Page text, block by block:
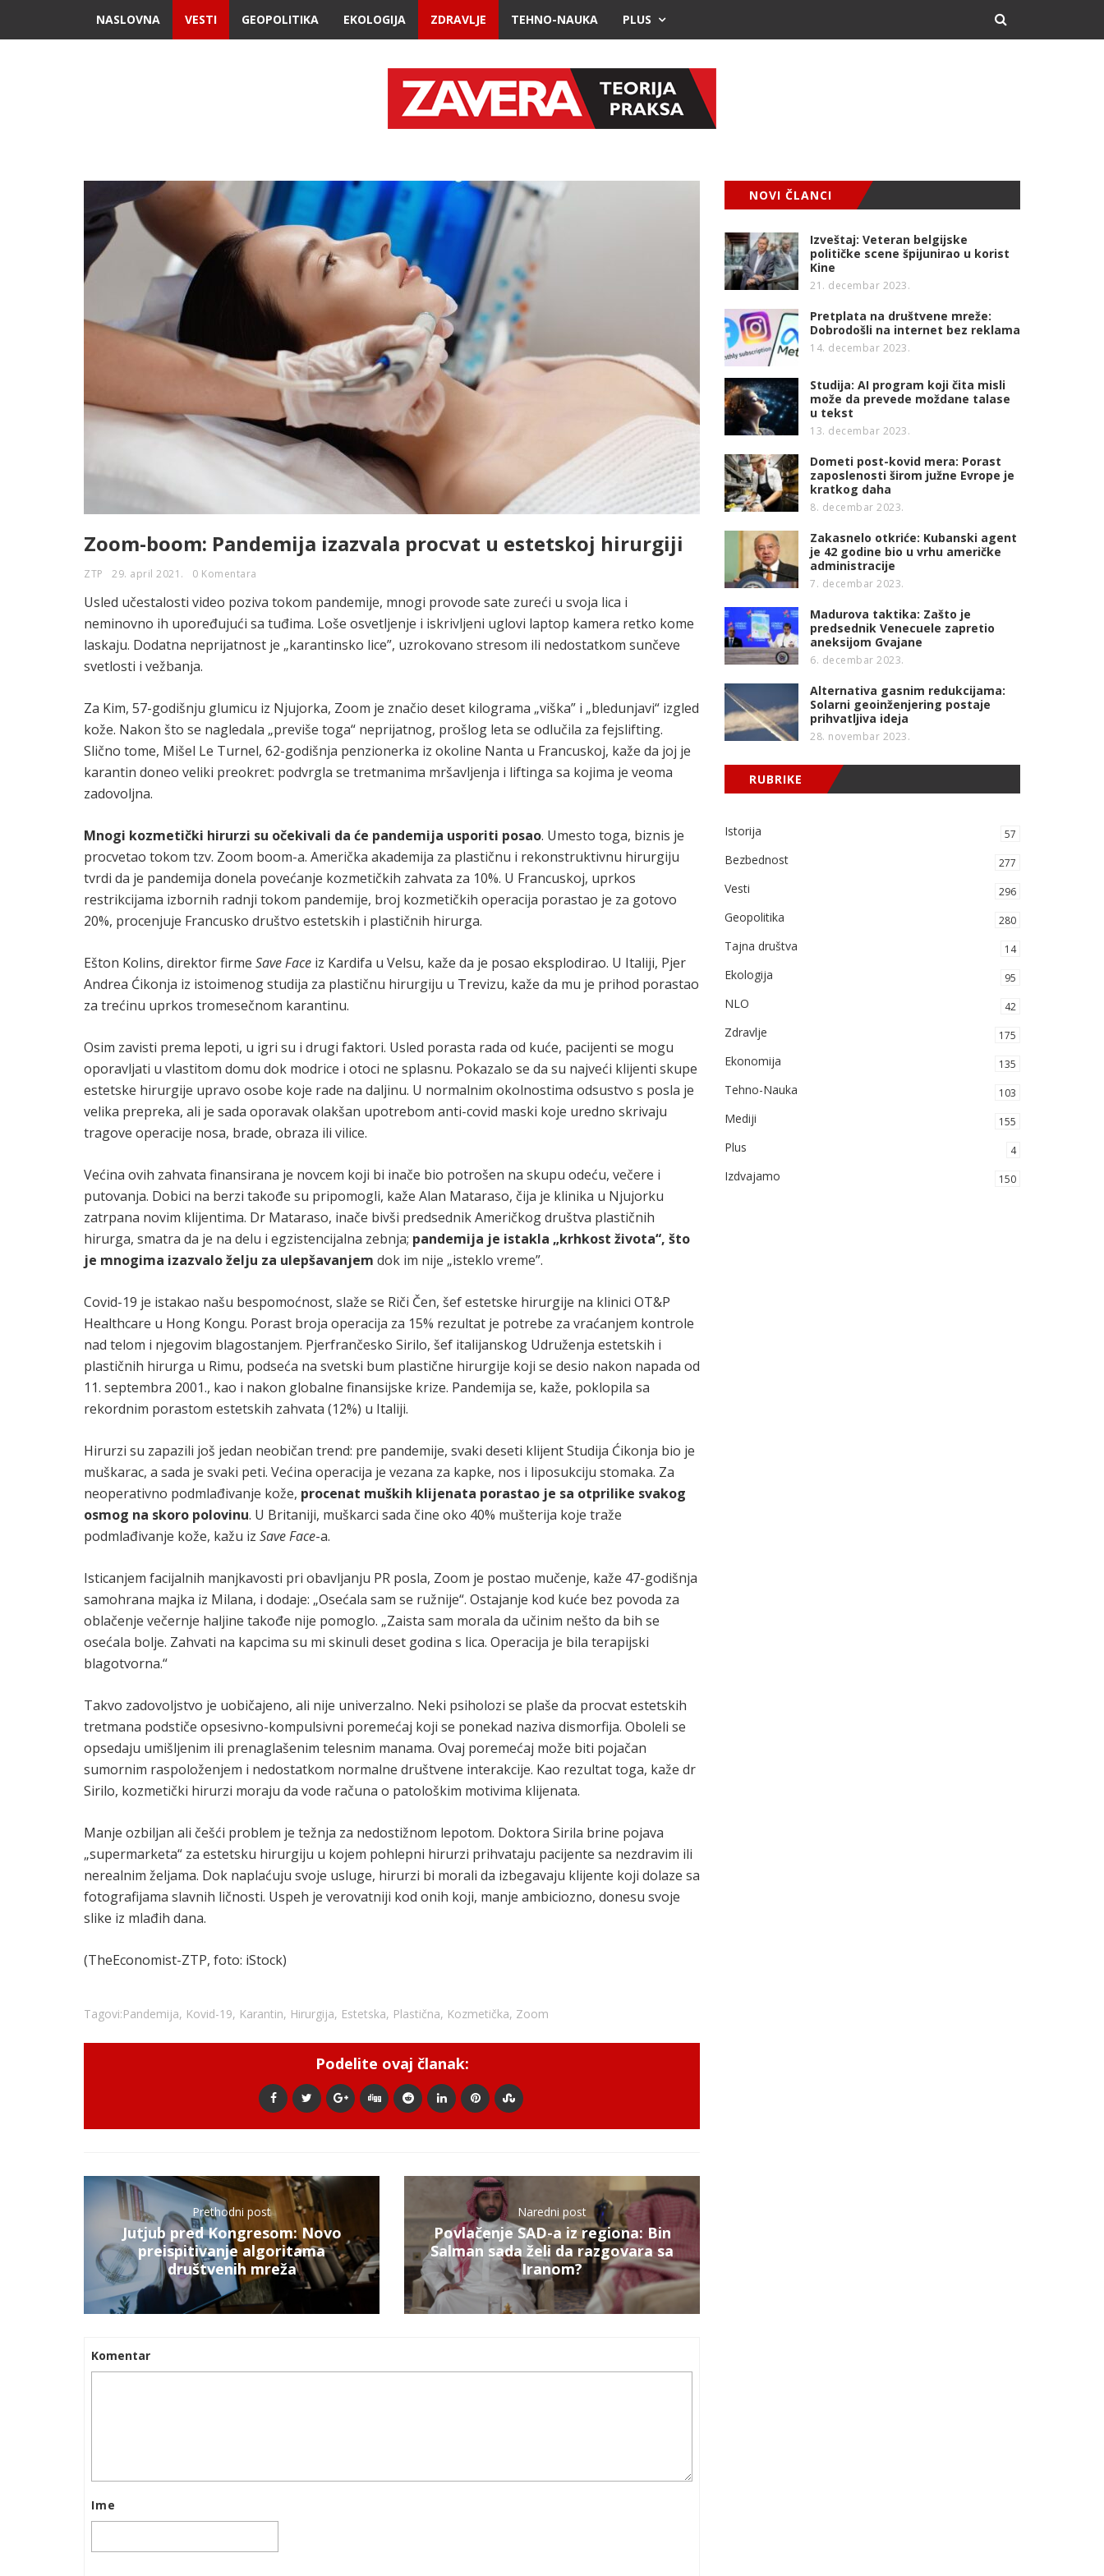
NASLOVNA VESTI GEOPOLITIKA EKOLOGIJA ZDRAVLJE TEHNO-NAUKA PLUS
Zoom-boom: Pandemija izazvala procvat u estetskoj hirurgiji
ZTP 29. april 2021. 0 Komentara
Usled učestalosti video poziva tokom pandemije, mnogi provode sate zureći u svoja lica i
neminovno ih upoređujući sa tuđima. Loše osvetljenje i iskrivljeni uglovi laptop kamera retko kome
laskaju. Dodatna neprijatnost je „karantinsko lice”, uzrokovano stresom ili nedostatkom sunčeve
svetlosti i vežbanja.
Za Kim, 57-godišnju glumicu iz Njujorka, Zoom je značio deset kilograma „viška” i „bledunjavi“ izgled
kože. Nakon što se nagledala „previše toga“ neprijatnog, prošlog leta se odlučila za fejslifting.
Slično tome, Mišel Le Turnel, 62-godišnja penzionerka iz okoline Nanta u Francuskoj, kaže da joj je
karantin doneo veliki preokret: podvrgla se tretmanima mršavljenja i liftinga sa kojima je veoma
zadovoljna.
Mnogi kozmetički hirurzi su očekivali da će pandemija usporiti posao. Umesto toga, biznis je
procvetao tokom tzv. Zoom boom-a. Američka akademija za plastičnu i rekonstruktivnu hirurgiju
tvrdi da je pandemija donela povećanje kozmetičkih zahvata za 10%. U Francuskoj, uprkos
restrikcijama izbornih radnji tokom pandemije, broj kozmetičkih operacija porastao je za gotovo
20%, procenjuje Francusko društvo estetskih i plastičnih hirurga.
Ešton Kolins, direktor firme Save Face iz Kardifa u Velsu, kaže da je posao eksplodirao. U Italiji, Pjer
Andrea Ćikonja iz istoimenog studija za plastičnu hirurgiju u Trevizu, kaže da mu je prihod porastao
za trećinu uprkos tromesečnom karantinu.
Osim zavisti prema lepoti, u igri su i drugi faktori. Usled porasta rada od kuće, pacijenti se mogu
oporavljati u vlastitom domu dok modrice i otoci ne splasnu. Pokazalo se da su najveći klijenti skupe
estetske hirurgije upravo osobe koje rade na daljinu. U normalnim okolnostima odsustvo s posla je
velika prepreka, ali je sada oporavak olakšan upotrebom anti-covid maski koje uredno skrivaju
tragove operacije nosa, brade, obraza ili vilice.
Većina ovih zahvata finansirana je novcem koji bi inače bio potrošen na skupu odeću, večere i
putovanja. Dobici na berzi takođe su pripomogli, kaže Alan Mataraso, čija je klinika u Njujorku
zatrpana novim klijentima. Dr Mataraso, inače bivši predsednik Američkog društva plastičnih
hirurga, smatra da je na delu i egzistencijalna zebnja; pandemija je istakla „krhkost života“, što
je mnogima izazvalo želju za ulepšavanjem dok im nije „isteklo vreme”.
Covid-19 je istakao našu bespomoćnost, slaže se Riči Čen, šef estetske hirurgije na klinici OT&P
Healthcare u Hong Kongu. Porast broja operacija za 15% rezultat je potrebe za vraćanjem kontrole
nad telom i njegovim blagostanjem. Pjerfrančesko Sirilo, šef italijanskog Udruženja estetskih i
plastičnih hirurga u Rimu, podseća na svetski bum plastične hirurgije koji se desio nakon napada od
11. septembra 2001., kao i nakon globalne finansijske krize. Pandemija se, kaže, poklopila sa
rekordnim porastom estetskih zahvata (12%) u Italiji.
Hirurzi su zapazili još jedan neobičan trend: pre pandemije, svaki deseti klijent Studija Ćikonja bio je
muškarac, a sada je svaki peti. Većina operacija je vezana za kapke, nos i liposukciju stomaka. Za
neoperativno podmlađivanje kože, procenat muških klijenata porastao je sa otprilike svakog
osmog na skoro polovinu. U Britaniji, muškarci sada čine oko 40% mušterija koje traže
podmlađivanje kože, kažu iz Save Face-a.
Isticanjem facijalnih manjkavosti pri obavljanju PR posla, Zoom je postao mučenje, kaže 47-godišnja
samohrana majka iz Milana, i dodaje: „Osećala sam se ružnije“. Ostajanje kod kuće bez povoda za
oblačenje večernje haljine takođe nije pomoglo. „Zaista sam morala da učinim nešto da bih se
osećala bolje. Zahvati na kapcima su mi skinuli deset godina s lica. Operacija je bila terapijski
blagotvorna.“
Takvo zadovoljstvo je uobičajeno, ali nije univerzalno. Neki psiholozi se plaše da procvat estetskih
tretmana podstiče opsesivno-kompulsivni poremećaj koji se ponekad naziva dismorfija. Oboleli se
opsedaju umišljenim ili prenaglašenim telesnim manama. Ovaj poremećaj može biti pojačan
sumornim raspoloženjem i nedostatkom normalne društvene interakcije. Kao rezultat toga, kaže dr
Sirilo, kozmetički hirurzi moraju da vode računa o patološkim motivima klijenata.
Manje ozbiljan ali češći problem je težnja za nedostižnom lepotom. Doktora Sirila brine pojava
„supermarketa“ za estetsku hirurgiju u kojem pohlepni hirurzi prihvataju pacijente sa nezdravim ili
nerealnim željama. Dok naplaćuju svoje usluge, hirurzi bi morali da izbegavaju klijente koji dolaze sa
fotografijama slavnih ličnosti. Uspeh je verovatniji kod onih koji, manje ambiciozno, donesu svoje
slike iz mlađih dana.
(TheEconomist-ZTP, foto: iStock)
Tagovi:Pandemija, Kovid-19, Karantin, Hirurgija, Estetska, Plastična, Kozmetička, Zoom
Podelite ovaj članak:
Prethodni post
Jutjub pred Kongresom: Novo
preispitivanje algoritama
društvenih mreža
Naredni post
Povlačenje SAD-a iz regiona: Bin
Salman sada želi da razgovara sa
Iranom?
Komentar
Ime
NOVI ČLANCI
Izveštaj: Veteran belgijske
političke scene špijunirao u korist
Kine
21. decembar 2023.
Pretplata na društvene mreže:
Dobrodošli na internet bez reklama
14. decembar 2023.
Studija: AI program koji čita misli
može da prevede moždane talase
u tekst
13. decembar 2023.
Dometi post-kovid mera: Porast
zaposlenosti širom južne Evrope je
kratkog daha
8. decembar 2023.
Zakasnelo otkriće: Kubanski agent
je 42 godine bio u vrhu američke
administracije
7. decembar 2023.
Madurova taktika: Zašto je
predsednik Venecuele zapretio
aneksijom Gvajane
6. decembar 2023.
Alternativa gasnim redukcijama:
Solarni geoinženjering postaje
prihvatljiva ideja
28. novembar 2023.
RUBRIKE
Istorija 57
Bezbednost 277
Vesti 296
Geopolitika 280
Tajna društva 14
Ekologija 95
NLO 42
Zdravlje 175
Ekonomija 135
Tehno-Nauka 103
Mediji 155
Plus 4
Izdvajamo 150